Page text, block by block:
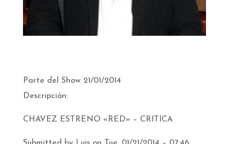
Parte del Show 21/01/2014
Descripción:
CHAVEZ ESTRENO «RED» – CRITICA